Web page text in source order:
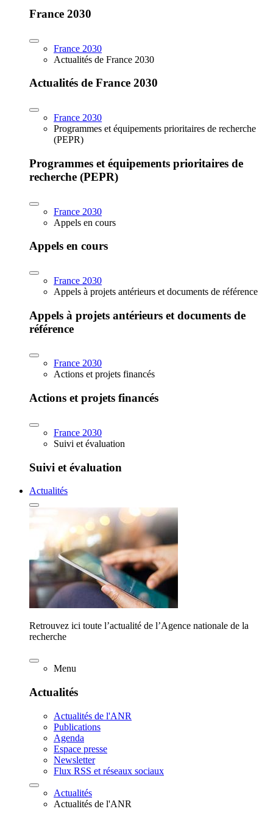
France 2030
France 2030
Actualités de France 2030
Actualités de France 2030
France 2030
Programmes et équipements prioritaires de recherche
(PEPR)
Programmes et équipements prioritaires de
recherche (PEPR)
France 2030
Appels en cours
Appels en cours
France 2030
Appels à projets antérieurs et documents de référence
Appels à projets antérieurs et documents de
référence
France 2030
Actions et projets financés
Actions et projets financés
France 2030
Suivi et évaluation
Suivi et évaluation
Actualités
Retrouvez ici toute l’actualité de l’Agence nationale de la
recherche
Menu
Actualités
Actualités de l'ANR
Publications
Agenda
Espace presse
Newsletter
Flux RSS et réseaux sociaux
Actualités
Actualités de l'ANR